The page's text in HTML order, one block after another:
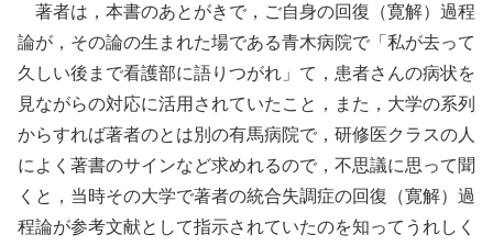
著者は，本書のあとがきで，ご自身の回復（寛解）過程
論が，その論の生まれた場である青木病院で「私が去って
久しい後まで看護部に語りつがれ」て，患者さんの病状を
見ながらの対応に活用されていたこと，また，大学の系列
からすれば著者のとは別の有馬病院で，研修医クラスの人
によく著書のサインなど求めれるので，不思議に思って聞
くと，当時その大学で著者の統合失調症の回復（寛解）過
程論が参考文献として指示されていたのを知ってうれしく